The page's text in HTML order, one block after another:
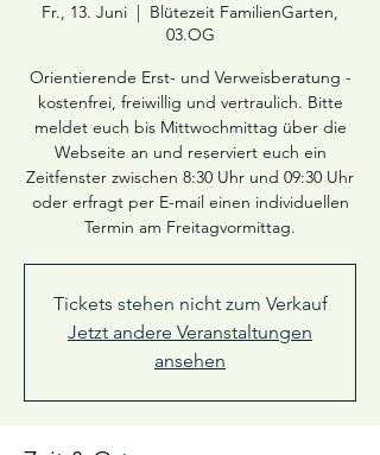
Fr., 13. Juni
  |
Blütezeit FamilienGarten,
03.OG
Orientierende Erst- und Verweisberatung -
kostenfrei, freiwillig und vertraulich. Bitte
meldet euch bis Mittwochmittag über die
Webseite an und reserviert euch ein
Zeitfenster zwischen 8:30 Uhr und 09:30 Uhr
oder erfragt per E-mail einen individuellen
Termin am Freitagvormittag.
Tickets stehen nicht zum Verkauf
Jetzt andere Veranstaltungen
ansehen